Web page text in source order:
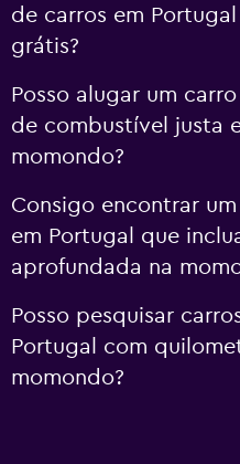
de carros em
grátis?
Posso alugar um
de combustível justa
momondo?
Consigo encontrar
em Portugal que
aprofundada na
Posso pesquisar
Portugal com
momondo?